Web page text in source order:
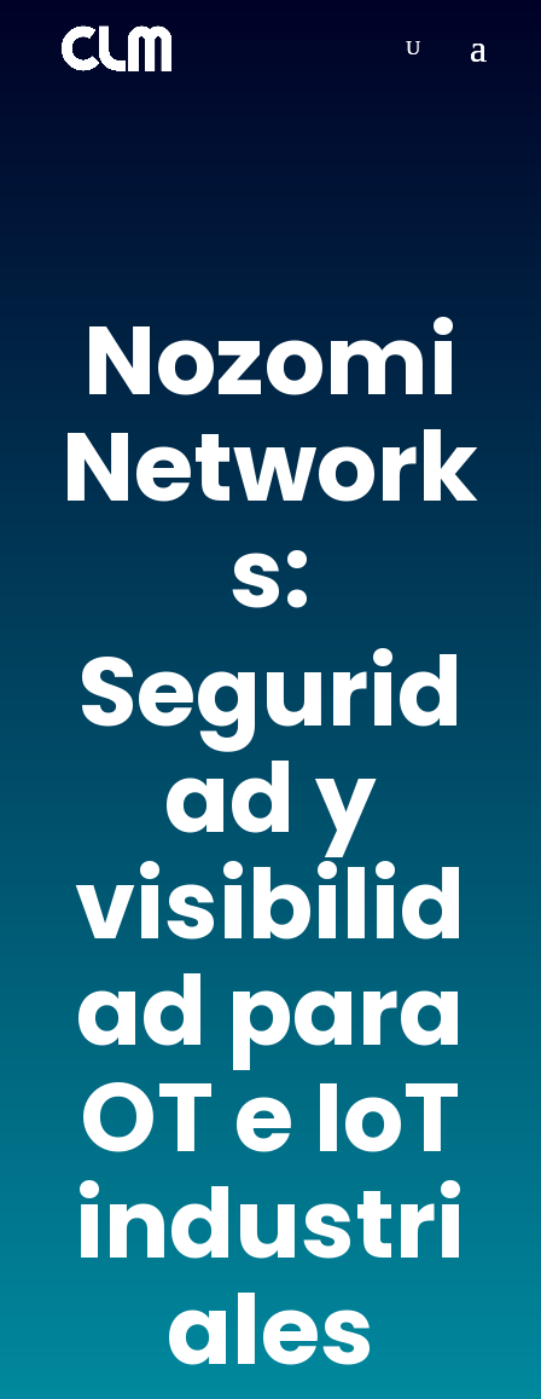
Nozomi
Network
s:
Segurid
ad y
visibilid
ad para
OT e IoT
industri
ales